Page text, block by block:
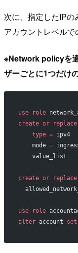
次に、指定したIP
アカウントレベルで
※Network policyを
ザーごとに1つだけ
use role
create or replace
    type
= ipv4
    mode
=
    value_list
=
create or replace
use role
alter account set